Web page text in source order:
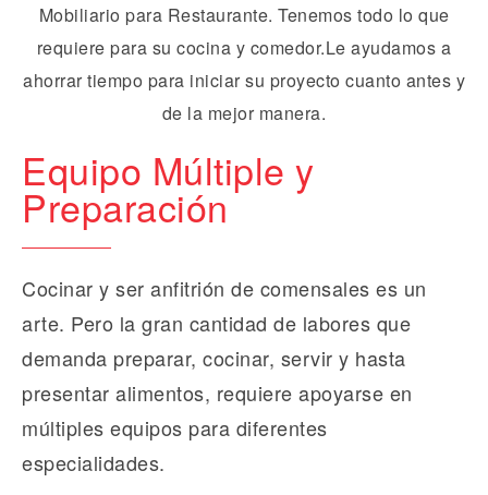
Equipo Múltiple y
Preparación
Cocinar y ser anfitrión de comensales es un
arte. Pero la gran cantidad de labores que
demanda preparar, cocinar, servir y hasta
presentar alimentos, requiere apoyarse en
múltiples equipos para diferentes
especialidades.